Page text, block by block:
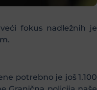
fokus nadležnih je
potrebno je još 1.100